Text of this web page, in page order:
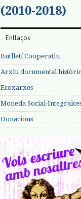
(2010-2018)
Enllaços
Butlletí Cooperatiu
Arxiu documental
Ecoxarxes
Moneda Social-
Donacions